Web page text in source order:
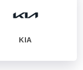
KIA